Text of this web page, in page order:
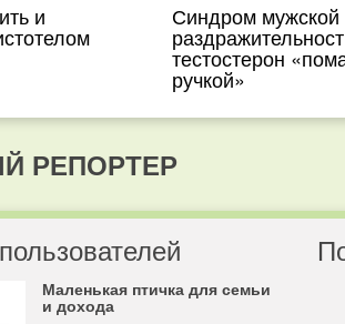
и Синдром мужской
тестостерон
ручкой»
РЕПОРТЕР
Маленькая птичка для семьи
и дохода